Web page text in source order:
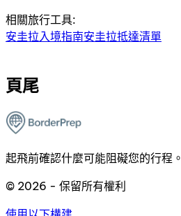
相關旅行工具:
安圭拉入境指南安圭拉抵達清單
頁尾
起飛前確認什麼可能阻礙您的行程。
© 2026 - 保留所有權利